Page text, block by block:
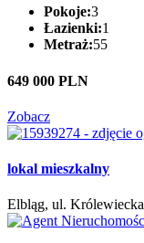
Pokoje:3
Łazienki:1
Metraż:55
649 000 PLN
Zobacz
lokal mieszkalny
Elbląg, ul. Królewiecka